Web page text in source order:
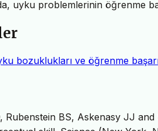
uyku problemlerinin öğrenme
bozuklukları ve öğrenme
Rubenstein BS, Askenasy JJ